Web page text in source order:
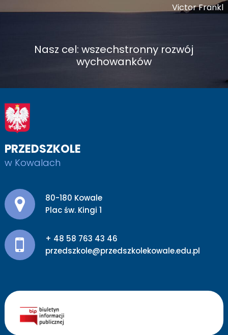
Victor Frankl
Nasz cel: wszechstronny rozwój
wychowanków
PRZEDSZKOLE
w Kowalach
Adres pocztowy:
80-180 Kowale
Plac św. Kingi 1
+ 48 58 763 43 46
przedszkole@przedszkolekowale.edu.pl